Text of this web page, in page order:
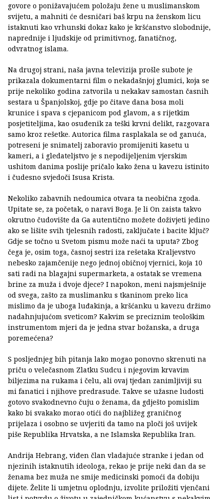
govore o ponižavajućem položaju žene u muslimanskom
svijetu, a mahniti će desničari baš krpu na ženskom licu
istaknuti kao vrhunski dokaz kako je kršćanstvo slobodnije,
naprednije i ljudskije od primitivnog, fanatičnog,
odvratnog islama.
Na drugoj strani, naša javna televizija prošle subote je
prikazala dokumentarni film o nekadašnjoj glumici, koja se
prije nekoliko godina zatvorila u nekakav samostan časnih
sestara u Španjolskoj, gdje po čitave dana bosa moli
krunice i spava s cjepanicom pod glavom, a s rijetkim
posjetiteljima, kao osuđenik za teški krvni delikt, razgovara
samo kroz rešetke. Autorica filma rasplakala se od ganuća,
potreseni je snimatelj zaboravio promijeniti kasetu u
kameri, a i gledateljstvo je s nepodijeljenim vjerskim
ushitom danima poslije pričalo kako žena u kavezu istinito
i čudesno svjedoči Isusa Krista.
Nekoliko zabavnih nedoumica otvara ta neobična zgoda.
Upitate se, za početak, o naravi Boga. Je li On zaista takvo
okrutno čudovište da Ga autentično možete doživjeti jedino
ako se lišite svih tjelesnih radosti, zaključate i bacite ključ?
Gdje se točno u Svetom pismu može naći ta uputa? Zbog
čega je, osim toga, časnoj sestri iza rešetaka Kraljevstvo
nebesko zajamčenije nego jednoj običnoj vjernici, koja 10
sati radi na blagajni supermarketa, a ostatak se vremena
brine za muža i dvoje djece? I napokon, meni najsmješnije
od svega, zašto za muslimanku s tkaninom preko lica
mislimo da je uboga luđakinja, a kršćanku u kavezu držimo
nadahnjujućom sveticom? Kakvim se preciznim teološkim
instrumentom mjeri da je jedna stvar božanska, a druga
poremećena?
S posljednjeg bih pitanja lako mogao ponovno skrenuti na
priču o velečasnom Zlatku Sudcu i njegovim krvavim
biljezima na rukama i čelu, ali ovaj tjedan zanimljiviji su
mi fanatici i njihove predrasude. Takve se užasne ludosti
gotovo svakodnevno čuju o ženama, da gdješto pomislim
kako bi svakako morao otići do najbližeg graničnog
prijelaza i osobno se uvjeriti da tamo na ploči još uvijek
piše Republika Hrvatska, a ne Islamska Republika Iran.
Andrija Hebrang, viđen član vladajuće stranke i jedan od
njezinih istaknutih ideologa, rekao je prije neki dan da se
ženama bez muža ne smije medicinski pomoći da dobiju
dijete. Želite li umjetnu oplodnju, izvolite priložiti vjenčani